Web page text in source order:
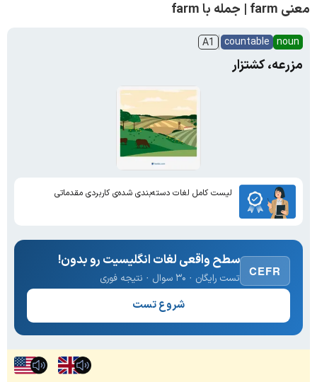
معنی farm | جمله با farm
noun
countable
A1
مزرعه، کشتزار
لیست کامل لغات دسته‌بندی شده‌ی کاربردی مقدماتی
CEFR
سطح واقعی لغات انگلیسیت رو بدون!
تست رایگان · ۳۰ سوال · نتیجه فوری
شروع تست